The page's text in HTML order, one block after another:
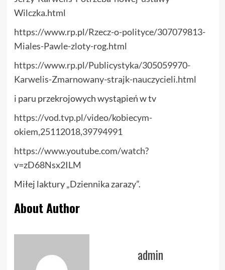
Wilczka.html
https://www.rp.pl/Rzecz-o-polityce/307079813-
Miales-Pawle-zloty-rog.html
https://www.rp.pl/Publicystyka/305059970-
Karwelis-Zmarnowany-strajk-nauczycieli.html
i paru przekrojowych wystąpień w tv
https://vod.tvp.pl/video/kobiecym-
okiem,25112018,39794991
https://www.youtube.com/watch?
v=zD68Nsx2ILM
Miłej laktury „Dziennika zarazy”.
About Author
admin